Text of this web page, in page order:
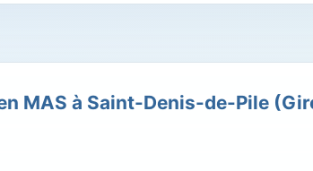
MAS à Saint-Denis-de-Pile